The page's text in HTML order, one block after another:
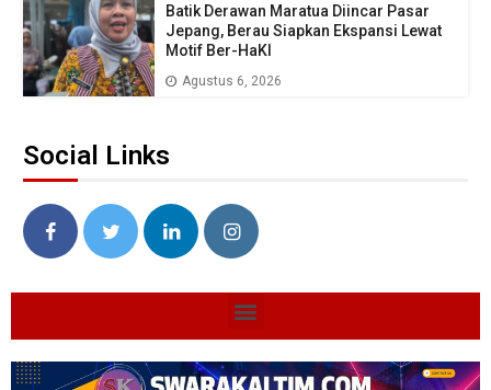
Batik Derawan Maratua Diincar Pasar
Jepang, Berau Siapkan Ekspansi Lewat
Motif Ber-HaKI
Agustus 6, 2026
Social Links